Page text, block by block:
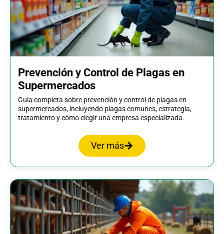
Prevención y Control de Plagas en
Supermercados
Guía completa sobre prevención y control de plagas en
supermercados, incluyendo plagas comunes, estrategia,
tratamiento y cómo elegir una empresa especializada.
Ver más